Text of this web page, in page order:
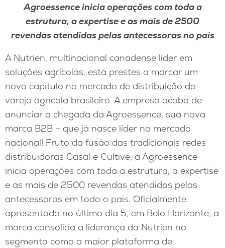
Agroessence inicia operações com toda a
estrutura, a expertise e as mais de 2500
revendas atendidas pelas antecessoras no país
A Nutrien, multinacional canadense líder em
soluções agrícolas, está prestes a marcar um
novo capítulo no mercado de distribuição do
varejo agrícola brasileiro. A empresa acaba de
anunciar a chegada da Agroessence, sua nova
marca B2B – que já nasce líder no mercado
nacional! Fruto da fusão das tradicionais redes
distribuidoras Casal e Cultive, a Agroessence
inicia operações com toda a estrutura, a expertise
e as mais de 2500 revendas atendidas pelas
antecessoras em todo o país. Oficialmente
apresentada no último dia 5, em Belo Horizonte, a
marca consolida a liderança da Nutrien no
segmento como a maior plataforma de